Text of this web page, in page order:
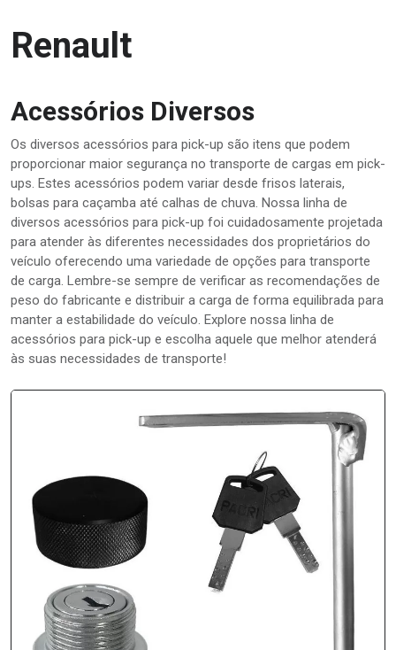
Renault
Acessórios Diversos
Os diversos acessórios para pick-up são itens que podem
proporcionar maior segurança no transporte de cargas em pick-
ups. Estes acessórios podem variar desde frisos laterais,
bolsas para caçamba até calhas de chuva. Nossa linha de
diversos acessórios para pick-up foi cuidadosamente projetada
para atender às diferentes necessidades dos proprietários do
veículo oferecendo uma variedade de opções para transporte
de carga. Lembre-se sempre de verificar as recomendações de
peso do fabricante e distribuir a carga de forma equilibrada para
manter a estabilidade do veículo. Explore nossa linha de
acessórios para pick-up e escolha aquele que melhor atenderá
às suas necessidades de transporte!